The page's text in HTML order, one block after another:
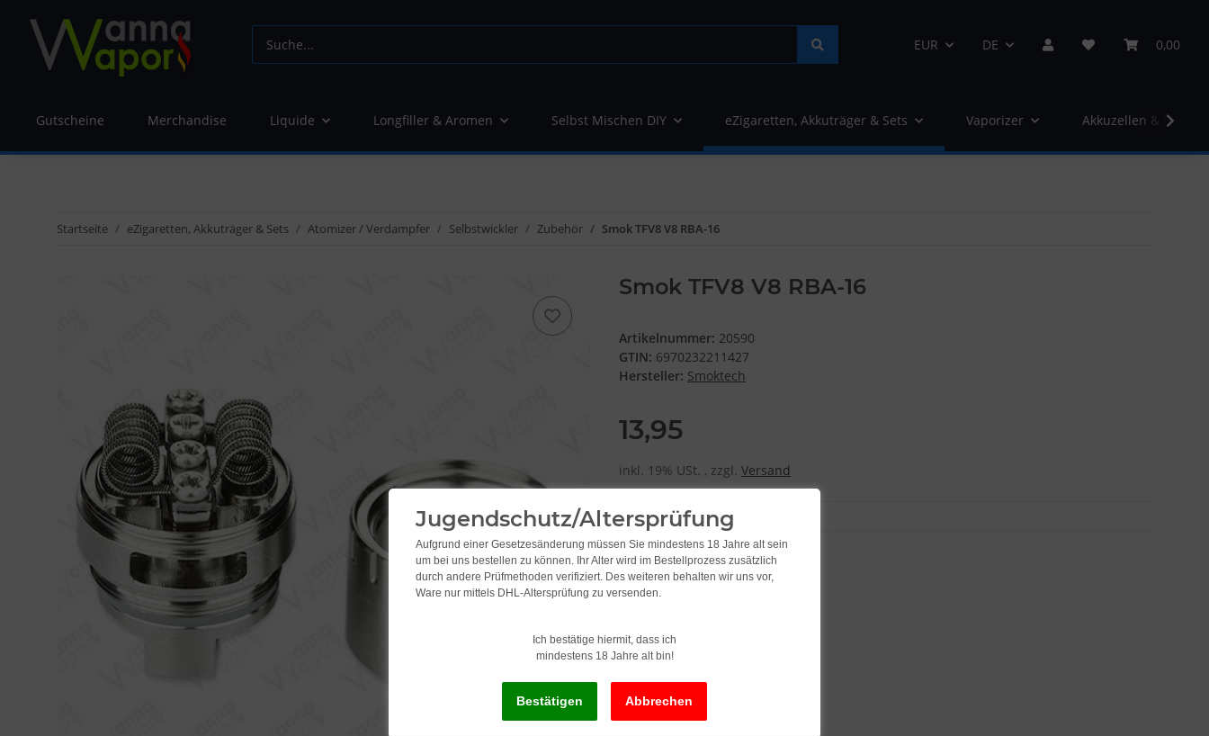
EUR DE 0,00
Gutscheine Merchandise Liquide Longfiller & Aromen Selbst Mischen DIY eZigaretten, Akkuträger & Sets Vaporizer Akkuzellen &
Startseite eZigaretten, Akkuträger & Sets Atomizer / Verdampfer Selbstwickler Zubehör Smok TFV8 V8 RBA-16
Smok TFV8 V8 RBA-16
Artikelnummer: 20590
GTIN: 6970232211427
Hersteller: Smoktech
13,95
inkl. 19% USt. , zzgl. Versand
Jugendschutz/Altersprüfung
Aufgrund einer Gesetzesänderung müssen Sie mindestens 18 Jahre alt sein
um bei uns bestellen zu können. Ihr Alter wird im Bestellprozess zusätzlich
durch andere Prüfmethoden verifiziert. Des weiteren behalten wir uns vor,
Ware nur mittels DHL-Altersprüfung zu versenden.
Ich bestätige hiermit, dass ich
mindestens 18 Jahre alt bin!